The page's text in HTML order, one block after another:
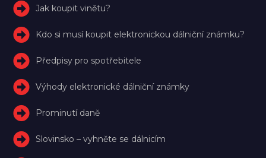
Jak koupit vinětu?
Kdo si musí koupit elektronickou dálniční známku?
Předpisy pro spotřebitele
Výhody elektronické dálniční známky
Prominutí daně
Slovinsko – vyhněte se dálnicím